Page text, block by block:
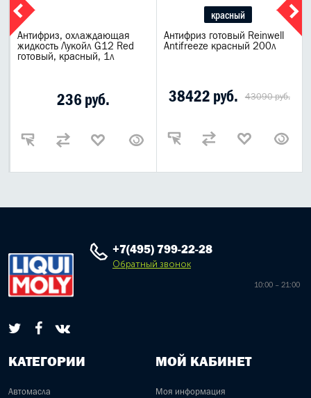
Антифриз, охлаждающая
жидкость Лукойл G12 Red
готовый, красный, 1л
236 руб.
красный
Антифриз готовый Reinwell
Antifreeze красный 200л
38422 руб. 43090 руб.
+7(495) 799-22-28
Обратный звонок
10:00 – 21:00
КАТЕГОРИИ
Автомасла
МОЙ КАБИНЕТ
Моя информация